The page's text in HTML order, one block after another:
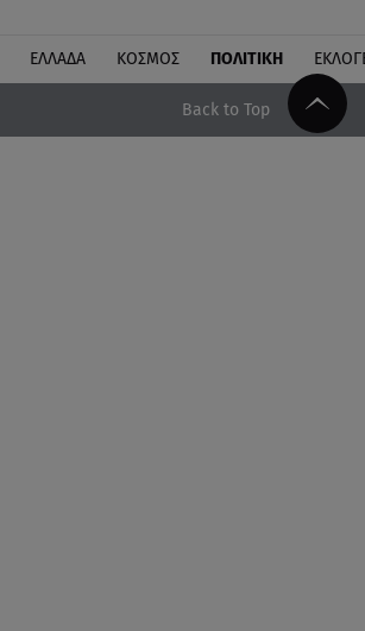
ΕΛΛΑΔΑ ΚΟΣΜΟΣ ΠΟΛΙΤΙΚΗ
Back to Top